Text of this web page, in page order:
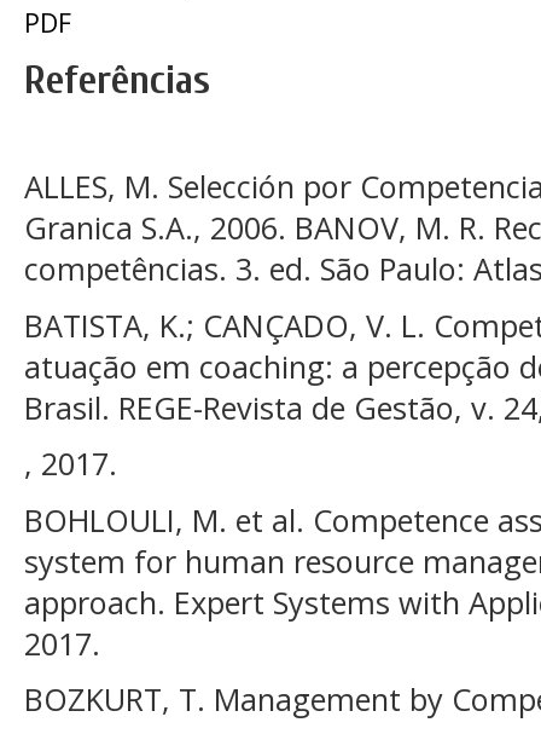
PDF
Referências
ALLES, M. Selección por
Granica S.A., 2006. BANOV, M. R.
competências. 3. ed. São Paulo:
BATISTA, K.; CANÇADO, V. L.
atuação em coaching: a percepção
Brasil. REGE-Revista de Gestão, v.
, 2017.
BOHLOULI, M. et al. Competence
system for human resource
approach. Expert Systems with
2017.
BOZKURT, T. Management by